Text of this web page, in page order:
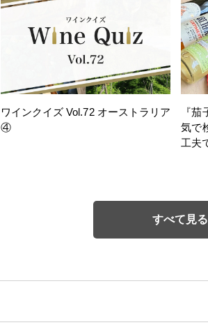
ワインクイズ Vol.72 オーストラリア
④
『
気で
工夫
すべて見る